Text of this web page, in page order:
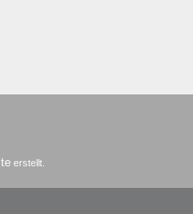
erstellt.